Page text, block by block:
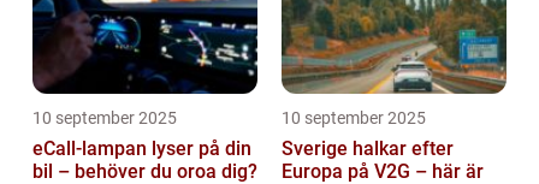
10 september 2025
eCall-lampan lyser på din
bil – behöver du oroa dig?
10 september 2025
Sverige halkar efter
Europa på V2G – här är